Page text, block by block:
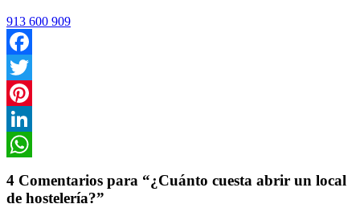
913 600 909
Facebook
Twitter
Pinterest
LinkedIn
4 Comentarios para “¿Cuánto cuesta abrir un local
de hostelería?”